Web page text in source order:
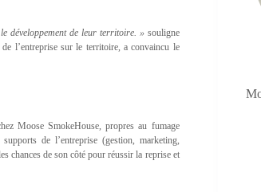
développement de leur territoire. » souligne
l’entreprise sur le territoire, a convaincu le
Moose SmokeHouse, propres au fumage
de l’entreprise (gestion, marketing,
chances de son côté pour réussir la reprise et